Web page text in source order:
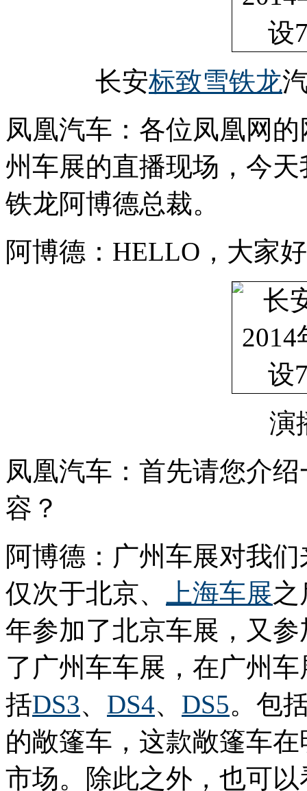
长安标致雪铁龙
凤凰汽车：各位凤凰网
州车展的直播现场，今
铁龙阿博德总裁。
阿博德：HELLO，大家
演
凤凰汽车：首先请您介
容？
阿博德：广州车展对我
仅次于北京、
上海车展
年参加了北京车展，又
了广州车车展，在广州
括DS3、 DS4、 DS5。包
的敞篷车，这款敞篷车
市场。除此之外，也可